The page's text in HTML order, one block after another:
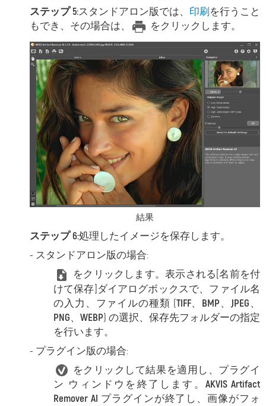
ステップ 5:スタンドアロン版では、 印刷 を行うこと
もでき、その場合は、
をクリックします。
結果
ステップ 6:処理したイメージを保存します。
- スタンドアロン版の場合:
をクリックします。表示される [名前を付
けて保存]ダイアログボックスで、ファイル名
の入力、ファイルの種類 (TIFF、 BMP、 JPEG、
PNG、 WEBP) の選択、保存先フォルダーの指定
を行います。
- プラグイン版の場合:
をクリックして結果を適用し、プラグイ
ン ウィンドウを終了します。 AKVIS Artifact
Remover AI プラグインが終了し、画像がフォ